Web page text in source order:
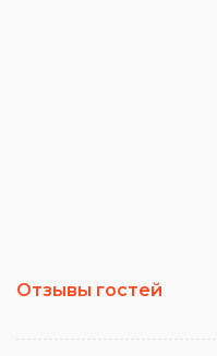
Отзывы гостей